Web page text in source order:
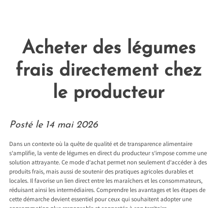
Acheter des légumes
frais directement chez
le producteur
Posté le 14 mai 2026
Dans un contexte où la quête de qualité et de transparence alimentaire
s’amplifie, la vente de légumes en direct du producteur s’impose comme une
solution attrayante. Ce mode d’achat permet non seulement d’accéder à des
produits frais, mais aussi de soutenir des pratiques agricoles durables et
locales. Il favorise un lien direct entre les maraîchers et les consommateurs,
réduisant ainsi les intermédiaires. Comprendre les avantages et les étapes de
cette démarche devient essentiel pour ceux qui souhaitent adopter une